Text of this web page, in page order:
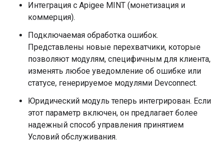
Интеграция с Apigee MINT (монетизация и
коммерция).
Подключаемая обработка ошибок.
Представлены новые перехватчики, которые
позволяют модулям, специфичным для клиента,
изменять любое уведомление об ошибке или
статусе, генерируемое модулями Devconnect.
Юридический модуль теперь интегрирован. Если
этот параметр включен, он предлагает более
надежный способ управления принятием
Условий обслуживания.